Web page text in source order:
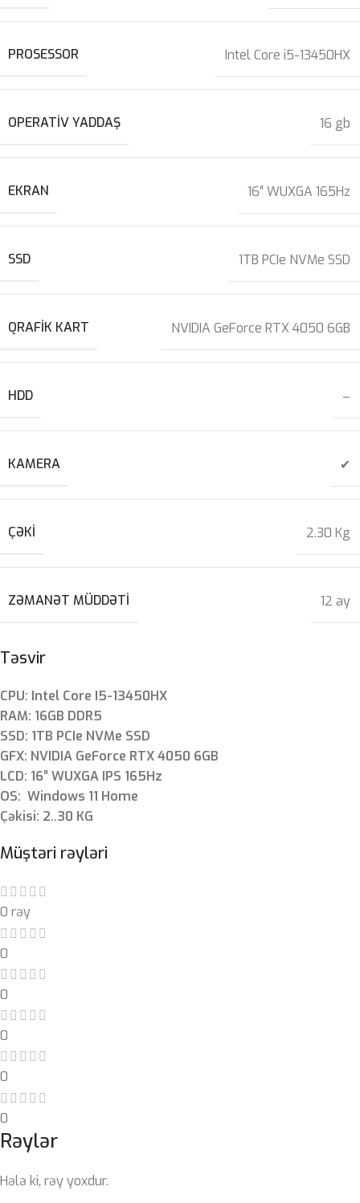
Təsvir
CPU: Intel Core I5-13450HX
RAM: 16GB DDR5
SSD: 1TB PCIe NVMe SSD
GFX: NVIDIA GeForce RTX 4050 6GB
LCD: 16″ WUXGA IPS 165Hz
OS: Windows 11 Home
Çəkisi: 2..30 KG
PROSESSOR Intel Core i5-13450HX
OPERATIV YADDAŞ 16 gb
EKRAN 16″ WUXGA 165Hz
SSD 1TB PCIe NVMe SSD
QRAFIK KART NVIDIA GeForce RTX 4050 6GB
HDD –
KAMERA ✔
ÇƏKI 2.30 Kg
ZƏMANƏT MÜDDƏTI 12 ay
Müştəri rəyləri
0 rəy
0
0
0
0
0
Rəylər
Hələ ki, rəy yoxdur.